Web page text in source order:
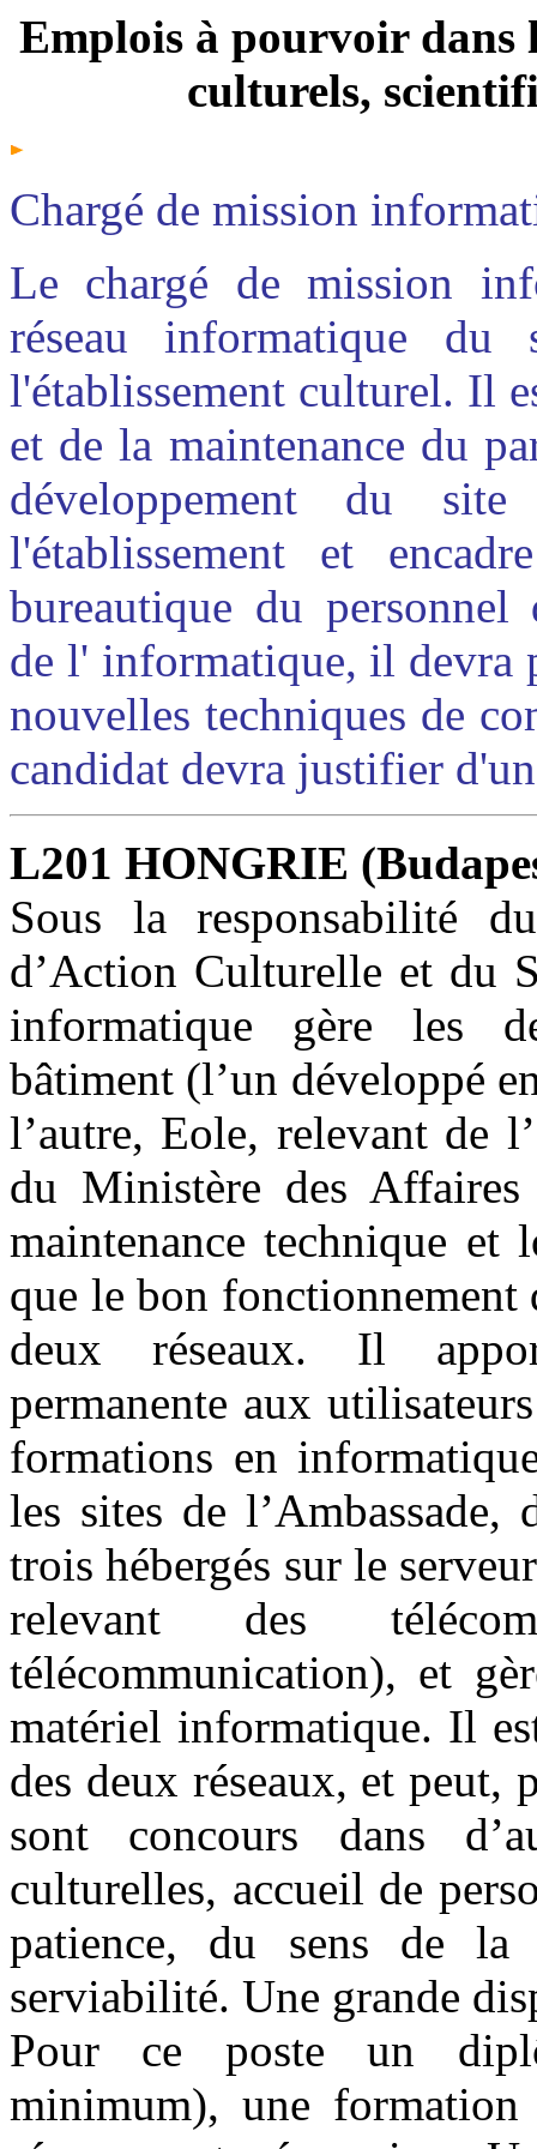
Emplois à pourvoir dans
culturels,
Chargé de mission
Le chargé de mission
réseau informatique
l'établissement culturel. Il
et de la maintenance du
développement du
l'établissement et
bureautique du personnel
de l' informatique, il devra
nouvelles techniques de
candidat devra justifier
L201 HONGRIE
Sous la responsabilité
d’Action Culturelle et du
informatique gère les
bâtiment (l’un développé
l’autre, Eole, relevant de
du Ministère des
maintenance technique et
que le bon fonctionnement
deux réseaux. Il
permanente aux
formations en
les sites de
trois hébergés sur le
relevant des
télécommunication), et
matériel informatique. Il
des deux réseaux, et peut,
sont concours dans
culturelles, accueil de
patience, du sens de
serviabilité. Une grande
Pour ce poste un
minimum), une formation